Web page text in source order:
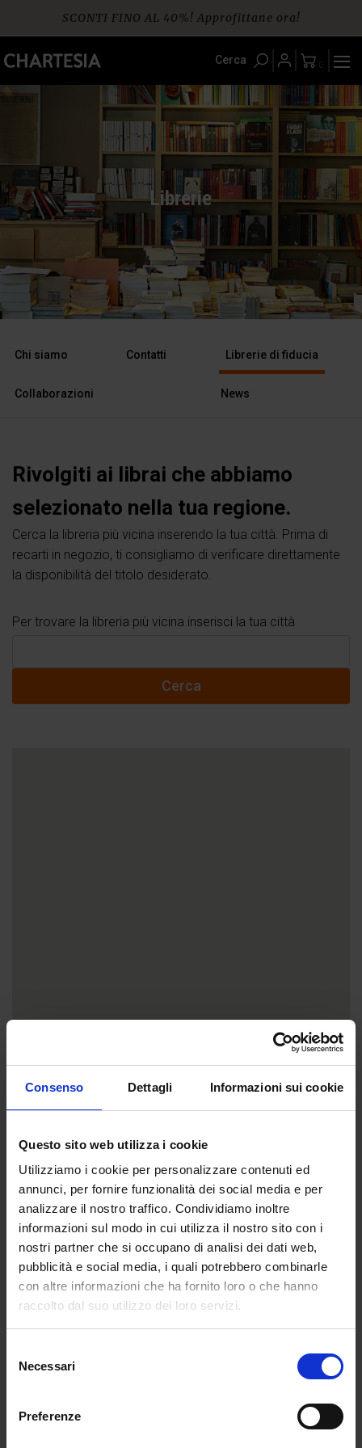
Consenso Dettagli Informazioni sui cookie
Questo sito web utilizza i cookie
Utilizziamo i cookie per personalizzare contenuti ed
annunci, per fornire funzionalità dei social media e per
analizzare il nostro traffico. Condividiamo inoltre
informazioni sul modo in cui utilizza il nostro sito con i
nostri partner che si occupano di analisi dei dati web,
pubblicità e social media, i quali potrebbero combinarle
con altre informazioni che ha fornito loro o che hanno
raccolto dal suo utilizzo dei loro servizi.
delNecessari
Preferenze
content
SCONTI FINO AL 40%! Approfittane ora!
Spedizione gratuita per ordini da € 60
Cerca 0
Librerie
Chi siamo Contatti Librerie di fiducia
Collaborazioni News
Rivolgiti ai librai che abbiamo
selezionato nella tua regione.
Cerca la libreria più vicina inserendo la tua città. Prima di
recarti in negozio, ti consigliamo di verificare direttamente
la disponibilità del titolo desiderato.
Per trovare la libreria più vicina inserisci la tua città
BOOKSHOP PDE PALAZZO DELLE ESPOSIZIONI
via Milano 15/17
00184 Roma
Telefono:06 696271207
LIBRERIA CICERONE
Telefono